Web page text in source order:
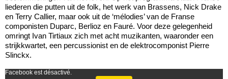
liederen die putten uit de folk, het werk van Brassens, Nick Drake
en Terry Callier, maar ook uit de ‘mélodies’ van de Franse
componisten Duparc, Berlioz en Fauré. Voor deze gelegenheid
omringt Ivan Tirtiaux zich met acht muzikanten, waaronder een
strijkkwartet, een percussionist en de elektrocomponist Pierre
Slinckx.
Facebook est désactivé.